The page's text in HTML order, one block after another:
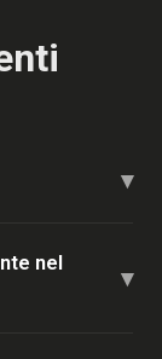
▾
nel
▾